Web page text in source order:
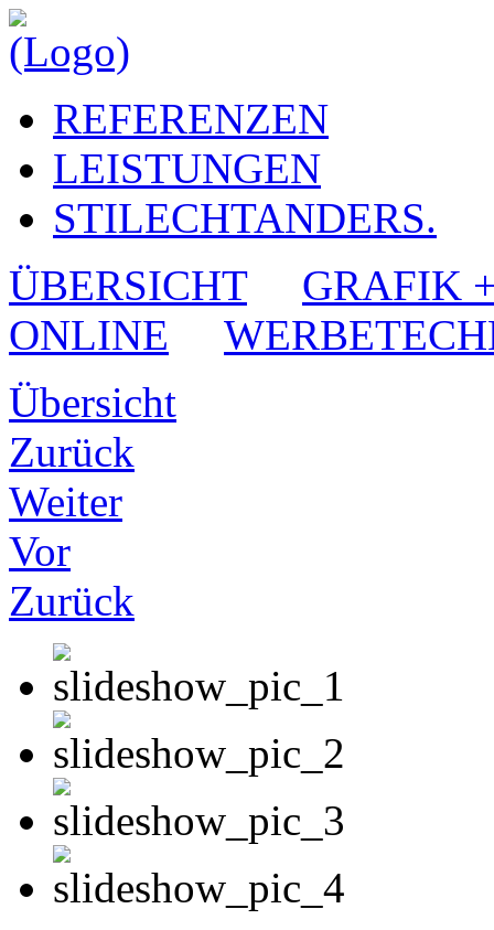
REFERENZEN
LEISTUNGEN
STILECHTANDERS.
ÜBERSICHT
GRAFIK
ONLINE
Übersicht
Zurück
Weiter
Vor
Zurück